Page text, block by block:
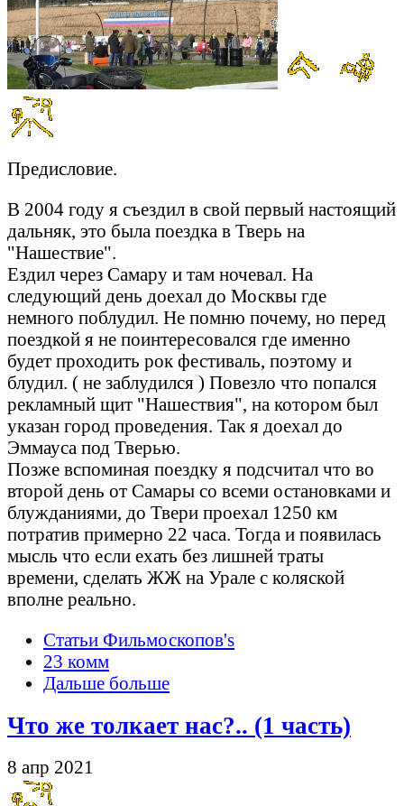
Предисловие.
В 2004 году я съездил в свой первый настоящий
дальняк, это была поездка в Тверь на
"Нашествие".
Ездил через Самару и там ночевал. На
следующий день доехал до Москвы где
немного поблудил. Не помню почему, но перед
поездкой я не поинтересовался где именно
будет проходить рок фестиваль, поэтому и
блудил. ( не заблудился ) Повезло что попался
рекламный щит "Нашествия", на котором был
указан город проведения. Так я доехал до
Эммауса под Тверью.
Позже вспоминая поездку я подсчитал что во
второй день от Самары со всеми остановками и
блужданиями, до Твери проехал 1250 км
потратив примерно 22 часа. Тогда и появилась
мысль что если ехать без лишней траты
времени, сделать ЖЖ на Урале с коляской
вполне реально.
Статьи Фильмоскопов's
23 комм
Дальше больше
Что же толкает нас?.. (1 часть)
8 апр 2021